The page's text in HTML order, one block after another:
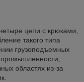
цепи с крюками,
такого типа
грузоподъемных
областях из-за